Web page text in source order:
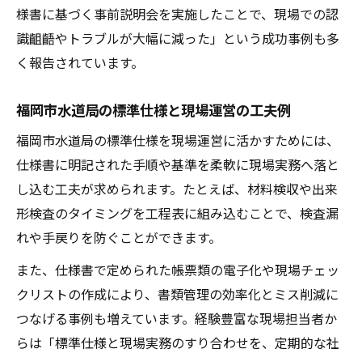
様書に基づく事前説明会を実施したことで、現場での認
識齟齬やトラブルが大幅に減った」という成功事例も多
く報告されています。
福岡市水道局の標準仕様と現場運営の工夫例
福岡市水道局の標準仕様を現場運営に活かすためには、
仕様書に明記された手順や基準を柔軟に現場実務へ落と
し込む工夫が求められます。たとえば、材料検収や出来
形検査のタイミングを工程表に組み込むことで、検査漏
れや手戻りを防ぐことができます。
また、仕様書で定められた帳票類の電子化や現場チェッ
クリストの作成により、書類管理の効率化とミス削減に
つなげる事例も増えています。経験豊富な現場担当者か
らは「標準仕様と現場実務のすり合わせを、定期的な社